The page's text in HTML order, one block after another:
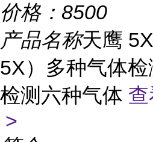
价格： 8500
产品名称天鹰
5X）多种气体
检测六种气体
>